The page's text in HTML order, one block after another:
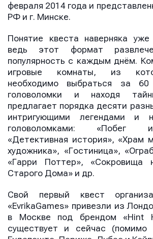
февраля 2014 года и
РФ и г. Минске.
Понятие квеста наверняка
ведь этот формат
популярность с каждым днём.
игровые комнаты, из
необходимо выбраться за
головоломки и находя
предлагает порядка десяти
интригующими легендами и
головоломками: «Побег
«Детективная история», «Храм
художника», «Гостиница»,
«Гарри Поттер», «Сокровища
Старого Дома» и др.
Свой первый квест
«EvrikaGames» привезли из
в Москве под брендом «Hint
существует и сейчас